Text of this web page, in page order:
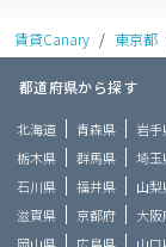
賃貸Canary / 東京都
都道府県から探す
北海道 青森県 岩手
栃木県
群馬県 埼玉
石川県
福井県 山梨
滋賀県
京都府 大阪